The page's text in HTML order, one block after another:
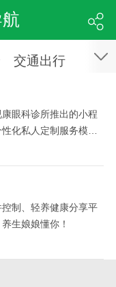
交通出行
眼科诊所推出的小程
化私人定制服务模式
，具备权威性、专业
程序，专为0到18岁
解决方案。
制、轻养健康分享平
生娘娘懂你！